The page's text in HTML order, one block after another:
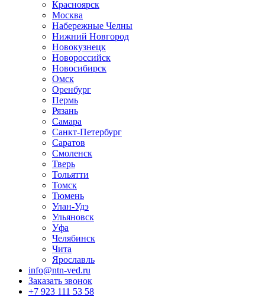
Красноярск
Москва
Набережные Челны
Нижний Новгород
Новокузнецк
Новороссийск
Новосибирск
Омск
Оренбург
Пермь
Рязань
Самара
Санкт-Петербург
Саратов
Смоленск
Тверь
Тольятти
Томск
Тюмень
Улан-Удэ
Ульяновск
Уфа
Челябинск
Чита
Ярославль
info@ntn-ved.ru
Заказать звонок
+7 923 111 53 58